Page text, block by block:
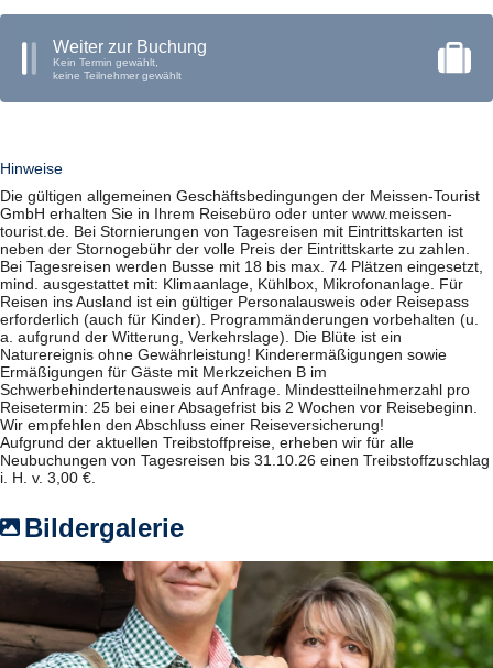
Weiter zur Buchung
Kein Termin gewählt,
keine Teilnehmer gewählt
Hinweise
Die gültigen allgemeinen Geschäftsbedingungen der Meissen-Tourist
GmbH erhalten Sie in Ihrem Reisebüro oder unter www.meissen-
tourist.de. Bei Stornierungen von Tagesreisen mit Eintrittskarten ist
neben der Stornogebühr der volle Preis der Eintrittskarte zu zahlen.
Bei Tagesreisen werden Busse mit 18 bis max. 74 Plätzen eingesetzt,
mind. ausgestattet mit: Klimaanlage, Kühlbox, Mikrofonanlage. Für
Reisen ins Ausland ist ein gültiger Personalausweis oder Reisepass
erforderlich (auch für Kinder). Programmänderungen vorbehalten (u.
a. aufgrund der Witterung, Verkehrslage). Die Blüte ist ein
Naturereignis ohne Gewährleistung! Kinderermäßigungen sowie
Ermäßigungen für Gäste mit Merkzeichen B im
Schwerbehindertenausweis auf Anfrage. Mindestteilnehmerzahl pro
Reisetermin: 25 bei einer Absagefrist bis 2 Wochen vor Reisebeginn.
Wir empfehlen den Abschluss einer Reiseversicherung!
Aufgrund der aktuellen Treibstoffpreise, erheben wir für alle
Neubuchungen von Tagesreisen bis 31.10.26 einen Treibstoffzuschlag
i. H. v. 3,00 €.
Bildergalerie